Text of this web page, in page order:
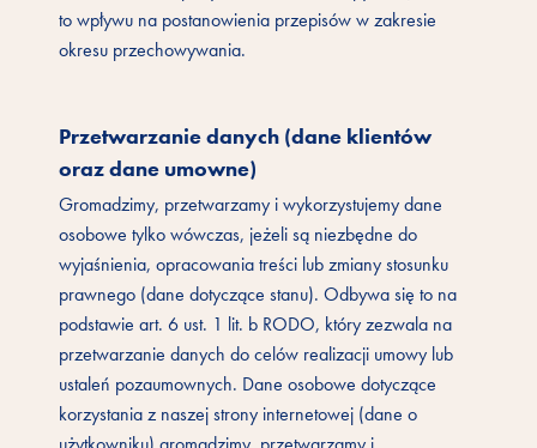
to wpływu na postanowienia przepisów w zakresie
okresu przechowywania.
Przetwarzanie danych (dane klientów
oraz dane umowne)
Gromadzimy, przetwarzamy i wykorzystujemy dane
osobowe tylko wówczas, jeżeli są niezbędne do
wyjaśnienia, opracowania treści lub zmiany stosunku
prawnego (dane dotyczące stanu). Odbywa się to na
podstawie art. 6 ust. 1 lit. b RODO, który zezwala na
przetwarzanie danych do celów realizacji umowy lub
ustaleń pozaumownych. Dane osobowe dotyczące
korzystania z naszej strony internetowej (dane o